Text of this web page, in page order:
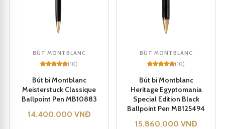
BÚT MONTBLANC
out of 5
based on
customer
(10)
Bút bi Montblanc
Meisterstuck Classique
Ballpoint Pen MB10883
14.400.000 VNĐ
BÚT MONTBLANC
out of 5
based on
customer
ratings
(10)
Bút bi Montblanc
Heritage Egyptomania
Special Edition Black
Ballpoint Pen MB125494
15.860.000 VNĐ